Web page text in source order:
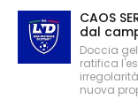
CAOS
dal
Doccia
ratifica
nuova